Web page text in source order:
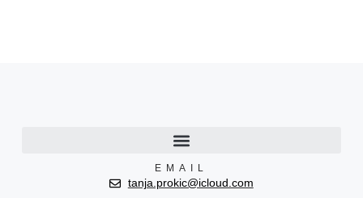
EMAIL
tanja.prokic@icloud.com